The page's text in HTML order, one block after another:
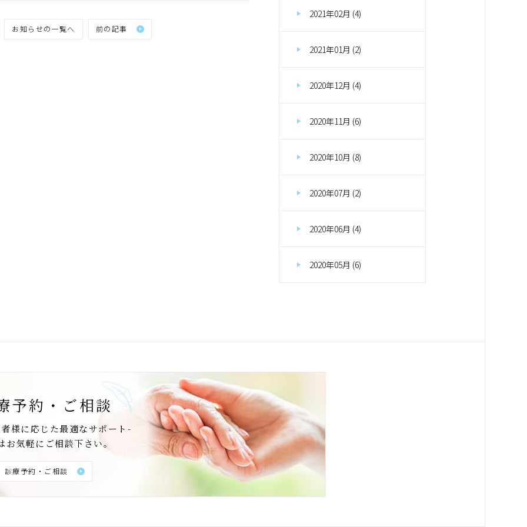
お知らせの一覧へ 前の記事
2021年02月 (4)
2021年01月 (2)
2020年12月 (4)
2020年11月 (6)
2020年10月 (8)
2020年07月 (2)
2020年06月 (4)
2020年05月 (6)
予約・ご相談
様に応じた最適なサポート-
お気軽にご相談下さい。
診療予約・ご相談